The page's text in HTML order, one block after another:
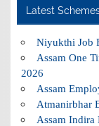
Latest
Niyukthi Job
Assam One
2026
Assam
Atmanirbhar
Assam Indira